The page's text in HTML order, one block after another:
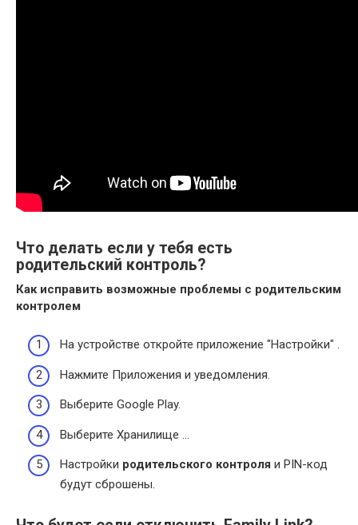
Что делать если у тебя есть
родительский контроль?
Как исправить возможные проблемы с родительским
контролем
На устройстве откройте приложение "Настройки" .
Нажмите Приложения и уведомления.
Выберите Google Play.
Выберите Хранилище …
Настройки родительского контроля и PIN-код
будут сброшены.